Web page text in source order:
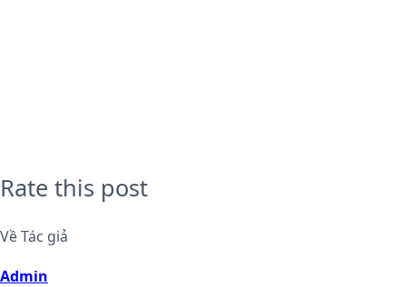
Rate this post
Về Tác giả
Admin